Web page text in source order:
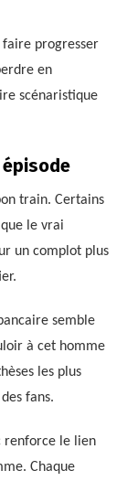
faire progresser
en
scénaristique
train. Certains
le vrai
un complot plus
semble
à cet homme
les plus
fans.
renforce le lien
Chaque